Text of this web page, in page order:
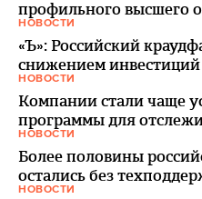
профильного высшего
НОВОСТИ
«Ъ»: Российский
снижением
НОВОСТИ
Компании стали чаще
программы для
НОВОСТИ
Более половины
остались без
НОВОСТИ